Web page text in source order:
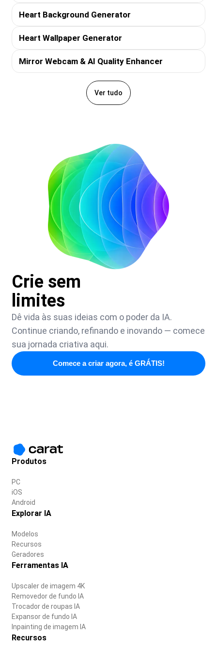
Heart Background Generator
Heart Wallpaper Generator
Mirror Webcam & AI Quality Enhancer
Ver tudo
Crie sem
limites
Dê vida às suas ideias com o poder da IA.
Continue criando, refinando e inovando — comece
sua jornada criativa aqui.
Comece a criar agora, é GRÁTIS!
Produtos
PC
iOS
Android
Explorar IA
Modelos
Recursos
Geradores
Ferramentas IA
Upscaler de imagem 4K
Removedor de fundo IA
Trocador de roupas IA
Expansor de fundo IA
Inpainting de imagem IA
Recursos